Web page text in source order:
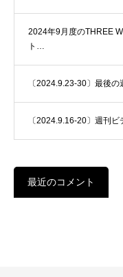
2024年9月度のTHREE
ト…
〔2024.9.23-30〕最後
〔2024.9.16-20〕週刊ビ
最近のコメント